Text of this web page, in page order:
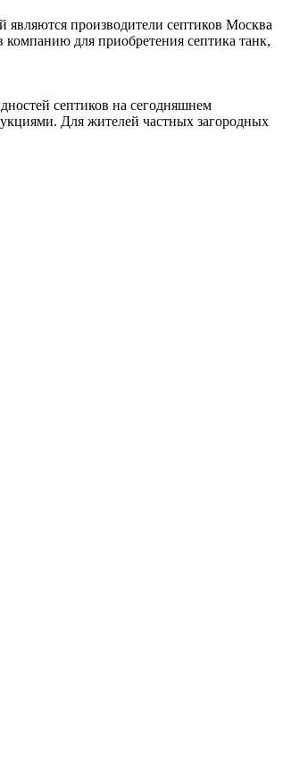
производители септиков Москва
для приобретения септика танк,
септиков на сегодняшнем
Для жителей частных загородных